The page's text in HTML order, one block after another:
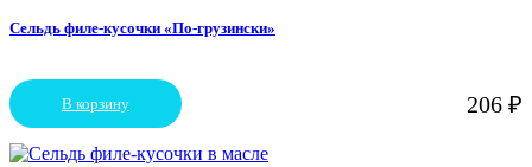
Сельдь филе-кусочки «По-грузински»
206 ₽
В корзину